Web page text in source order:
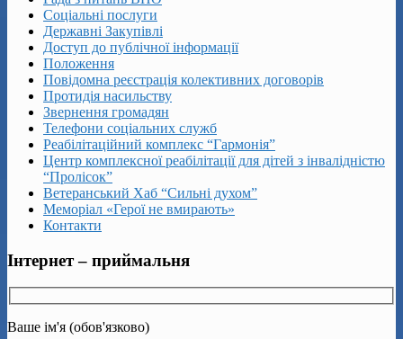
Соціальні послуги
Державні Закупівлі
Доступ до публічної інформації
Положення
Повідомна реєстрація колективних договорів
Протидія насильству
Звернення громадян
Телефони соціальних служб
Реабілітаційний комплекс “Гармонія”
Центр комплексної реабілітації для дітей з інвалідністю
“Пролісок”
Ветеранський Хаб “Сильні духом”
Меморіал «Герої не вмирають»
Контакти
Інтернет – приймальня
Ваше ім'я (обов'язково)